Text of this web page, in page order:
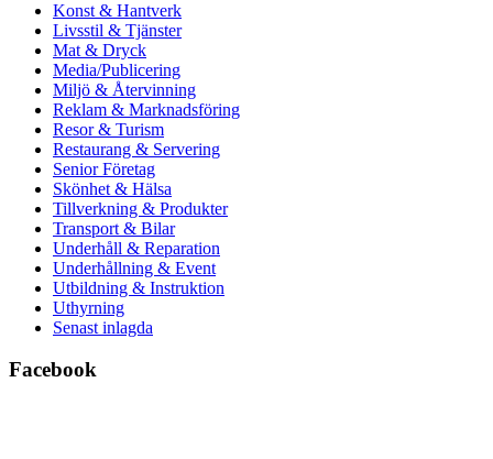
Konst & Hantverk
Livsstil & Tjänster
Mat & Dryck
Media/Publicering
Miljö & Återvinning
Reklam & Marknadsföring
Resor & Turism
Restaurang & Servering
Senior Företag
Skönhet & Hälsa
Tillverkning & Produkter
Transport & Bilar
Underhåll & Reparation
Underhållning & Event
Utbildning & Instruktion
Uthyrning
Senast inlagda
Facebook